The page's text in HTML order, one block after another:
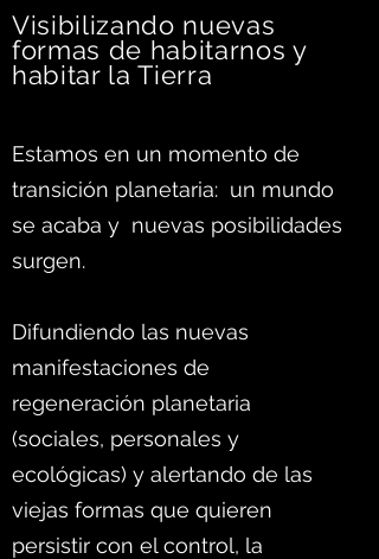
Visibilizando nuevas
formas de habitarnos y
habitar la Tierra
Estamos en un momento de
transición planetaria: un mundo
se acaba y nuevas posibilidades
surgen.
Difundiendo las nuevas
manifestaciones de
regeneración planetaria
(sociales, personales y
ecológicas) y alertando de las
viejas formas que quieren
persistir con el control, la